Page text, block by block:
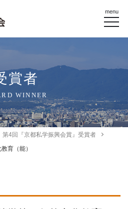
menu
賞者
WINNER
第4回『京都私学振興会賞』受賞者
育（能）